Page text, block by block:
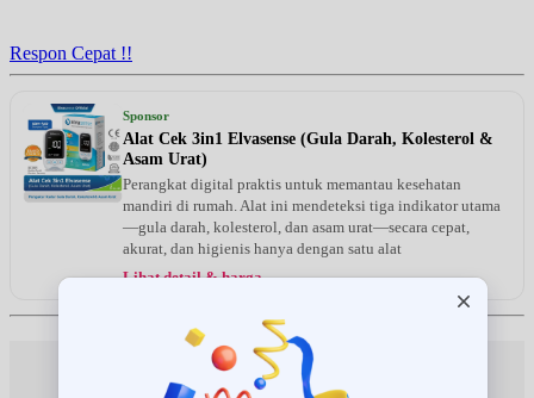
Respon Cepat !!
Sponsor
Alat Cek 3in1 Elvasense (Gula Darah, Kolesterol &
Asam Urat)
Perangkat digital praktis untuk memantau kesehatan
mandiri di rumah. Alat ini mendeteksi tiga indikator utama
—gula darah, kolesterol, dan asam urat—secara cepat,
akurat, dan higienis hanya dengan satu alat
Lihat detail & harga →